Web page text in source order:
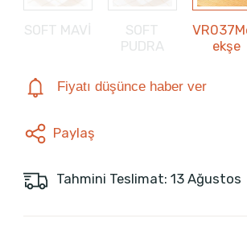
SOFT MAVİ
SOFT
PUDRA
ekşe
Fiyatı düşünce haber ver
Paylaş
Tahmini Teslimat: 13 Ağustos